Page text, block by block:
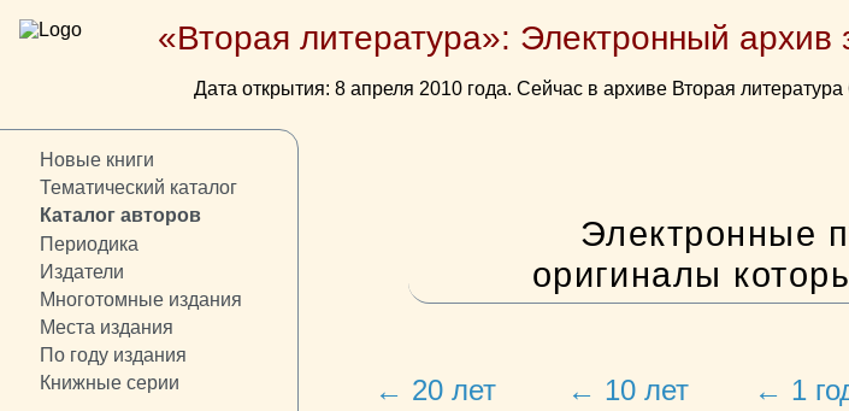
«Вторая литература»: Электронный
Дата открытия: 8 апреля 2010 года. Сейчас в архиве Вторая
Новые книги
Тематический каталог
Каталог авторов
Периодика
Издатели
Многотомные издания
Места издания
По году издания
Книжные серии
Электронные
оригиналы
← 20 лет ← 10 лет ← 1